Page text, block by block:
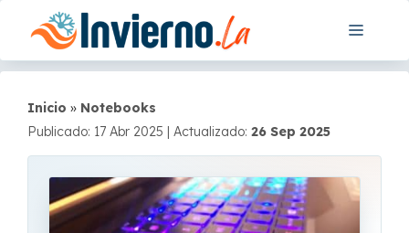
contenido
Menú
Inicio » Notebooks
Publicado: 17 Abr 2025 | Actualizado: 26 Sep 2025